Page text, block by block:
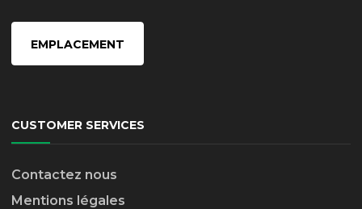
EMPLACEMENT
CUSTOMER SERVICES
Contactez nous
Mentions légales